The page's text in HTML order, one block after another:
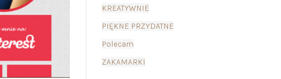
KREATYWNIE
PIĘKNE PRZYDATNE
Polecam
ZAKAMARKI